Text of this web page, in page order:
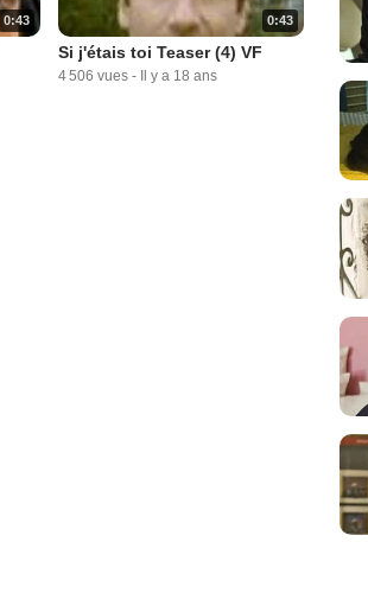
0:43 0:43
Si j'étais toi Teaser (4) VF
4 506 vues - Il y a 18 ans